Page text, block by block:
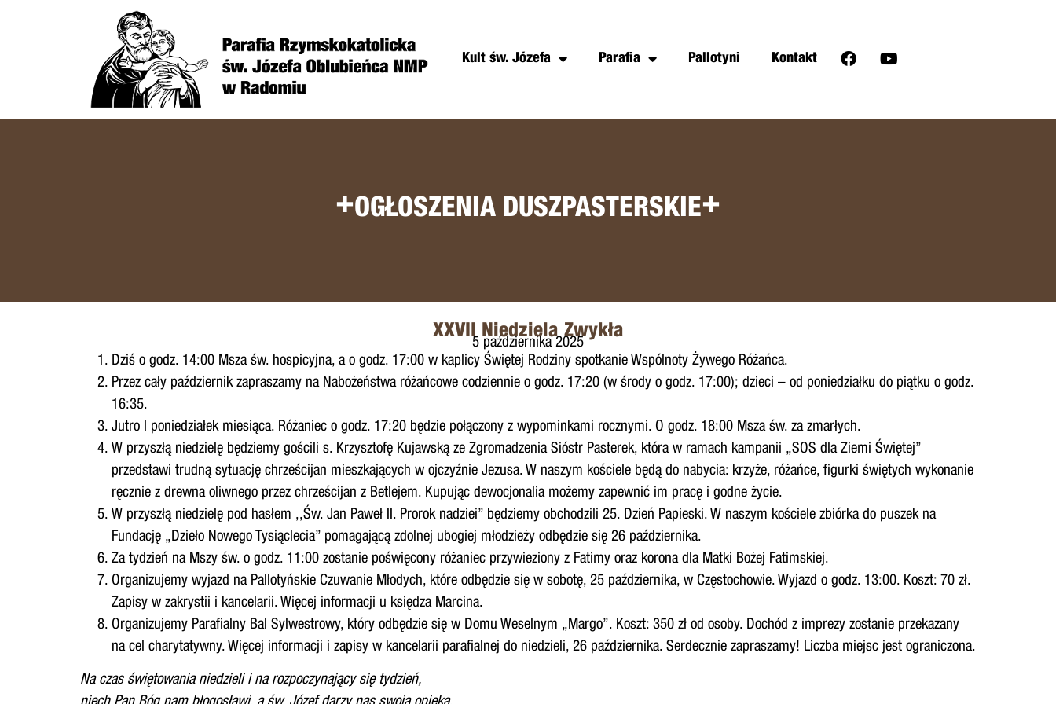
Kult św. Józefa Parafia Pallotyni Kontakt
+OGŁOSZENIA DUSZPASTERSKIE+
XXVII Niedziela Zwykła
5 października 2025
Dziś o godz. 14:00 Msza św. hospicyjna, a o godz. 17:00 w kaplicy Świętej Rodziny spotkanie Wspólnoty Żywego Różańca.
Przez cały październik zapraszamy na Nabożeństwa różańcowe codziennie o godz. 17:20 (w środy o godz. 17:00); dzieci – od poniedziałku do piątku o godz.
16:35.
Jutro I poniedziałek miesiąca. Różaniec o godz. 17:20 będzie połączony z wypominkami rocznymi. O godz. 18:00 Msza św. za zmarłych.
W przyszłą niedzielę będziemy gościli s. Krzysztofę Kujawską ze Zgromadzenia Sióstr Pasterek, która w ramach kampanii „SOS dla Ziemi Świętej”
przedstawi trudną sytuację chrześcijan mieszkających w ojczyźnie Jezusa. W naszym kościele będą do nabycia: krzyże, różańce, figurki świętych wykonanie
ręcznie z drewna oliwnego przez chrześcijan z Betlejem. Kupując dewocjonalia możemy zapewnić im pracę i godne życie.
W przyszłą niedzielę pod hasłem ,,Św. Jan Paweł II. Prorok nadziei” będziemy obchodzili 25. Dzień Papieski. W naszym kościele zbiórka do puszek na
Fundację „Dzieło Nowego Tysiąclecia” pomagającą zdolnej ubogiej młodzieży odbędzie się 26 października.
Za tydzień na Mszy św. o godz. 11:00 zostanie poświęcony różaniec przywieziony z Fatimy oraz korona dla Matki Bożej Fatimskiej.
Organizujemy wyjazd na Pallotyńskie Czuwanie Młodych, które odbędzie się w sobotę, 25 października, w Częstochowie. Wyjazd o godz. 13:00. Koszt: 70 zł.
Zapisy w zakrystii i kancelarii. Więcej informacji u księdza Marcina.
Organizujemy Parafialny Bal Sylwestrowy, który odbędzie się w Domu Weselnym „Margo”. Koszt: 350 zł od osoby. Dochód z imprezy zostanie przekazany
na cel charytatywny. Więcej informacji i zapisy w kancelarii parafialnej do niedzieli, 26 października. Serdecznie zapraszamy! Liczba miejsc jest ograniczona.
Na czas świętowania niedzieli i na rozpoczynający się tydzień,